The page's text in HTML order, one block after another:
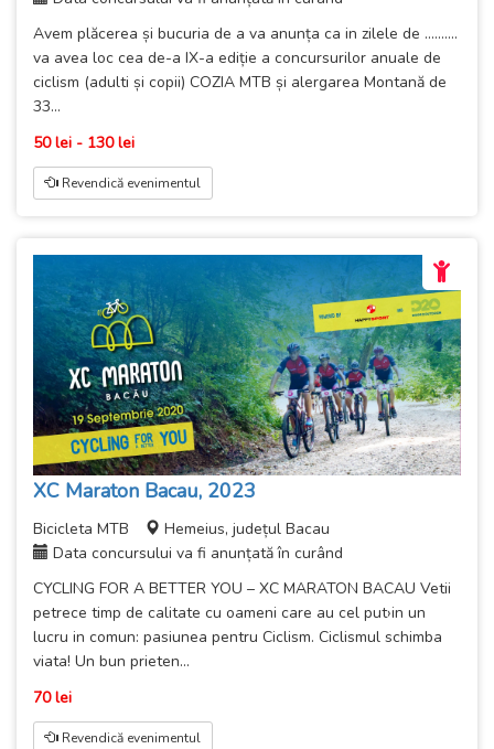
Avem plăcerea și bucuria de a va anunța ca in zilele de ..........
va avea loc cea de-a IX-a ediție a concursurilor anuale de
ciclism (adulti și copii) COZIA MTB și alergarea Montană de
33...
50 lei - 130 lei
Revendică evenimentul
XC Maraton Bacau, 2023
Bicicleta MTB
Hemeius, județul Bacau
Data concursului va fi anunțată în curând
CYCLING FOR A BETTER YOU – XC MARATON BACAU Vetii
petrece timp de calitate cu oameni care au cel put›in un
lucru in comun: pasiunea pentru Ciclism. Ciclismul schimba
viata! Un bun prieten...
70 lei
Revendică evenimentul